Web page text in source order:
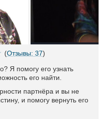
(Отзывы: 37)
Я помогу его узнать
его найти.
партнёра и вы не
и помогу вернуть его